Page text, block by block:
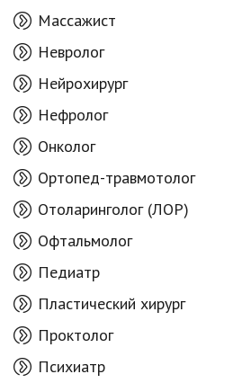
Массажист
Невролог
Нейрохирург
Нефролог
Онколог
Ортопед-травмотолог
Отоларинголог (ЛОР)
Офтальмолог
Педиатр
Пластический хирург
Проктолог
Психиатр